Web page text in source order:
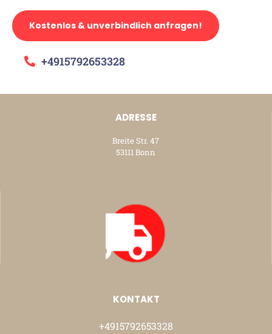
Kostenlos & unverbindlich anfragen!
+4915792653328
ADRESSE
Breite Str. 47
53111 Bonn
KONTAKT
+4915792653328